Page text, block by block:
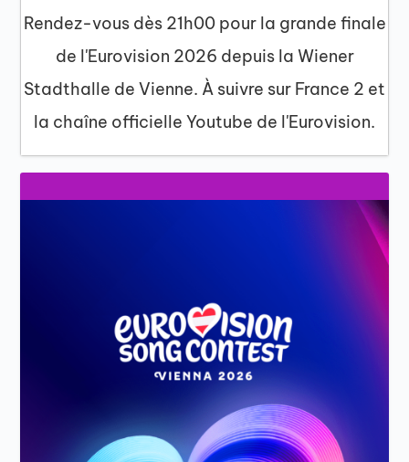
Rendez-vous dès 21h00 pour la grande finale
de l'Eurovision 2026 depuis la Wiener
Stadthalle de Vienne. À suivre sur France 2 et
la chaîne officielle Youtube de l'Eurovision.